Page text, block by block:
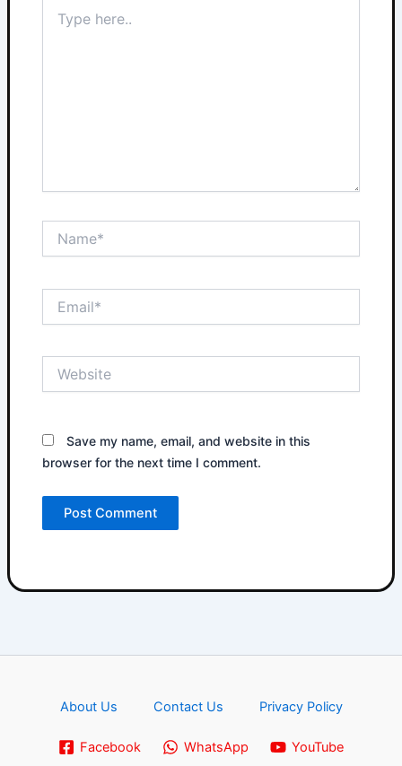
here..
Save my name, email, and website in this
browser for the next time I comment.
About Us Contact Us Privacy Policy
Facebook WhatsApp YouTube